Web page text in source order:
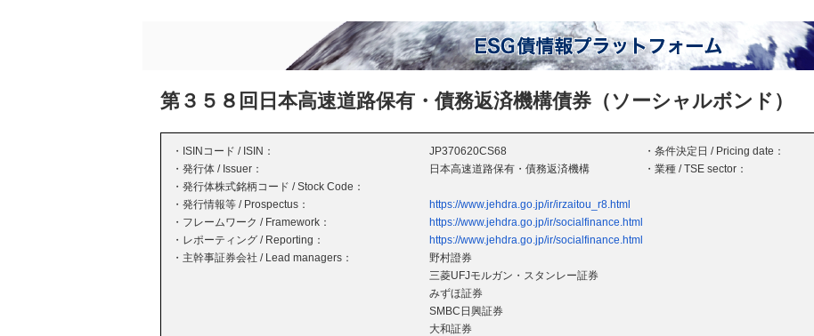
第３５８回日本高速道路保有・債務返済機構債券（ソーシャルボンド）
・ISINコード / ISIN： JP370620CS68 ・条件決定日 / Pricing date：
・発行体 / Issuer：
日本高速道路保有・債務返済機構 ・業種 / TSE sector：
・発行体株式銘柄コード / Stock Code：
・発行情報等 / Prospectus：
https://www.jehdra.go.jp/ir/irzaitou_r8.html
・フレームワーク / Framework：
https://www.jehdra.go.jp/ir/socialfinance.html
・レポーティング / Reporting：
https://www.jehdra.go.jp/ir/socialfinance.html
・主幹事証券会社 / Lead managers：
野村證券
三菱UFJモルガン・スタンレー証券
みずほ証券
SMBC日興証券
大和証券